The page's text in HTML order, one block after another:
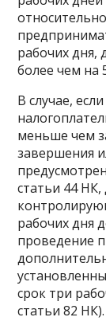
рабочих дня,
более чем на
В случае,
меньше чем
завершения
статьи 44
рабочих дня
проведение
срок три
статьи 82 НК).